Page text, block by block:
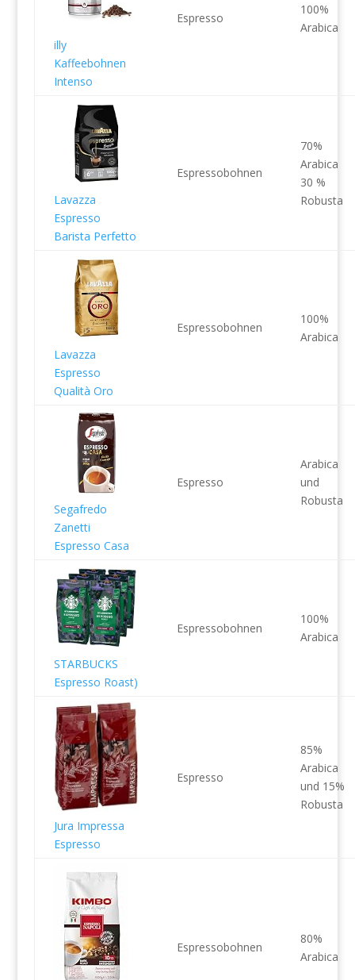
illy
Kaffeebohnen
Intenso
Espresso
100%
Arabica
Lavazza
Espresso
Barista Perfetto
Espressobohnen
70%
Arabica
30 %
Robusta
Lavazza
Espresso
Qualità Oro
Espressobohnen
100%
Arabica
Segafredo
Zanetti
Espresso Casa
Espresso
Arabica
und
Robusta
STARBUCKS
Espresso Roast)
Espressobohnen
100%
Arabica
Jura Impressa
Espresso
Espresso
85%
Arabica
und 15%
Robusta
Espressobohnen
80%
Arabica